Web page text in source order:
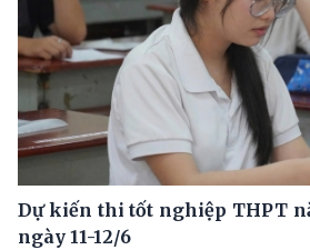
Dự kiến thi tốt nghiệp THPT
ngày 11-12/6